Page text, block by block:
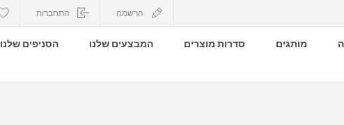
הרשמה התחברות
מותגים סדרות מוצרים המבצעים שלנו
הסניפים שלנו